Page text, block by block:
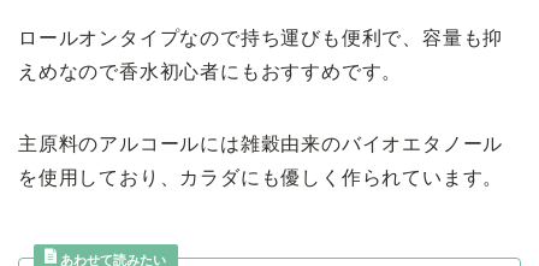
ロールオンタイプなので持ち運びも便利で、容量も抑
えめなので香水初心者にもおすすめです。
主原料のアルコールには雑穀由来のバイオエタノール
を使用しており、カラダにも優しく作られています。